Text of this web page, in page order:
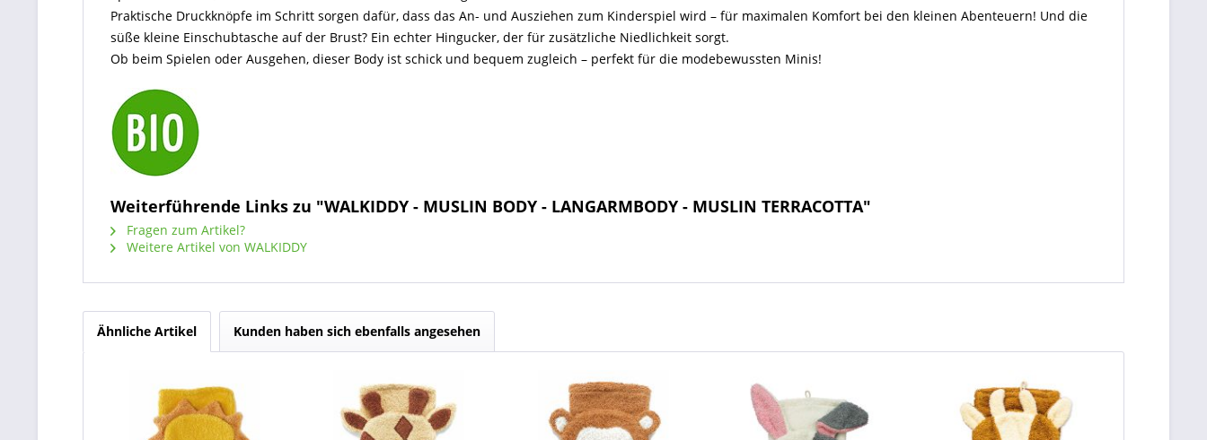
Praktische Druckknöpfe im Schritt sorgen dafür, dass das An- und Ausziehen zum Kinderspiel wird – für maximalen Komfort bei den kleinen Abenteuern! Und die
süße kleine Einschubtasche auf der Brust? Ein echter Hingucker, der für zusätzliche Niedlichkeit sorgt.
Ob beim Spielen oder Ausgehen, dieser Body ist schick und bequem zugleich – perfekt für die modebewussten Minis!
Weiterführende Links zu "WALKIDDY - MUSLIN BODY - LANGARMBODY - MUSLIN TERRACOTTA"
Fragen zum Artikel?
Weitere Artikel von WALKIDDY
Ähnliche Artikel Kunden haben sich ebenfalls angesehen